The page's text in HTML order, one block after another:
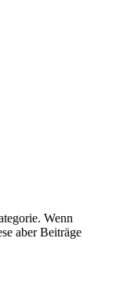
Wenn
aber Beiträge